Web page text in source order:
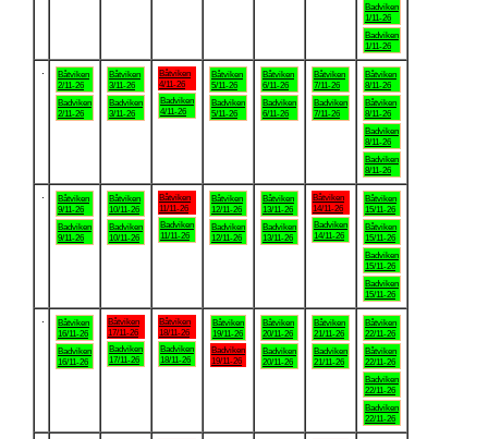
Badviken
1/11-26
Badviken
1/11-26
Båtviken
2/11-26
Badviken
2/11-26
Båtviken
3/11-26
Badviken
3/11-26
Båtviken
4/11-26
Badviken
4/11-26
Båtviken
5/11-26
Badviken
5/11-26
Båtviken
6/11-26
Badviken
6/11-26
Båtviken
7/11-26
Badviken
7/11-26
Båtviken
8/11-26
Båtviken
8/11-26
Badviken
8/11-26
Badviken
8/11-26
Båtviken
9/11-26
Badviken
9/11-26
Båtviken
10/11-26
Badviken
10/11-26
Båtviken
11/11-26
Badviken
11/11-26
Båtviken
12/11-26
Badviken
12/11-26
Båtviken
13/11-26
Badviken
13/11-26
Båtviken
14/11-26
Badviken
14/11-26
Båtviken
15/11-26
Båtviken
15/11-26
Badviken
15/11-26
Badviken
15/11-26
Båtviken
16/11-26
Badviken
16/11-26
Båtviken
17/11-26
Badviken
17/11-26
Båtviken
18/11-26
Badviken
18/11-26
Båtviken
19/11-26
Badviken
19/11-26
Båtviken
20/11-26
Badviken
20/11-26
Båtviken
21/11-26
Badviken
21/11-26
Båtviken
22/11-26
Båtviken
22/11-26
Badviken
22/11-26
Badviken
22/11-26